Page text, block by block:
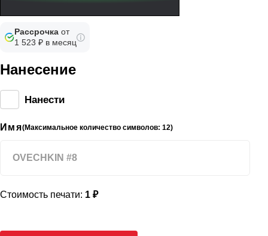
Рассрочка от
1 523 ₽ в месяц
Нанесение
Нанести
Имя(Максимальное количество символов: 12)
Стоимость печати: 1 ₽